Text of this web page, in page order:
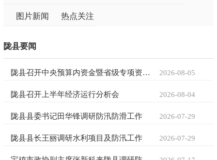
图片新闻 热点关注
陇县要闻
陇县召开中央预算内资金暨省级专项资金项目推进会 2026-08-05
陇县召开上半年经济运行分析会 2026-08-04
陇县县委书记田华锋调研防汛防滑工作 2026-07-29
陇县县长王丽调研水利项目及防汛工作 2026-07-29